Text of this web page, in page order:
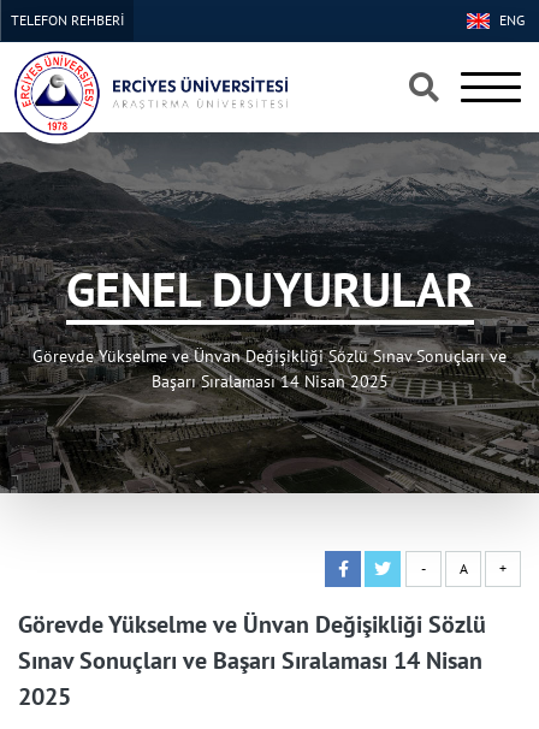
×
×
ENG
TELEFON REHBERİ
GENEL DUYURULAR
Görevde Yükselme ve Ünvan Değişikliği Sözlü Sınav Sonuçları ve
Başarı Sıralaması 14 Nisan 2025
- A +
Görevde Yükselme ve Ünvan Değişikliği Sözlü
Sınav Sonuçları ve Başarı Sıralaması 14 Nisan
2025